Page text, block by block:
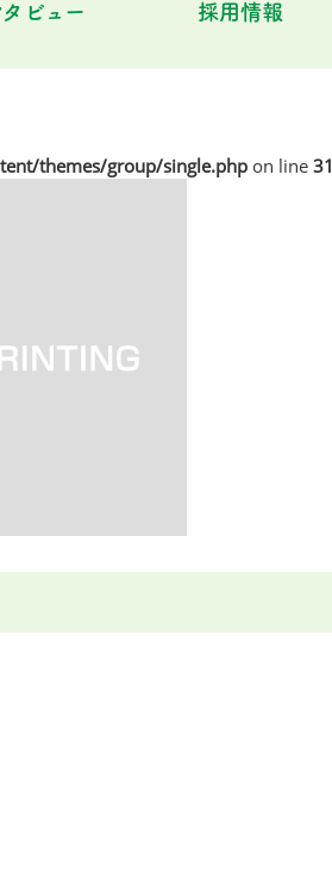
ビュー 採用情報
themes/group/single.php on line 31
wp/wp-